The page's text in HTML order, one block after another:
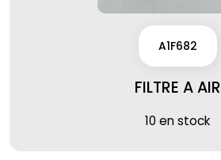
A1F682
FILTRE A AIR
10 en stock